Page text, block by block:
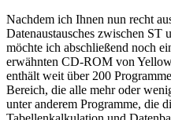
Nachdem ich Ihnen nun recht
Datenaustausches zwischen ST
möchte ich abschließend noch
erwähnten CD-ROM von
enthält weit über 200
Bereich, die alle mehr oder
unter anderem Programme, die